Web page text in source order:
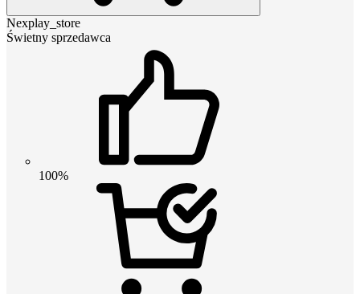
Nexplay_store
Świetny sprzedawca
100%